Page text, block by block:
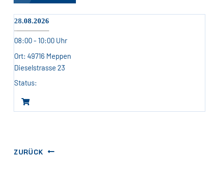
28.08.2026
08:00 - 10:00 Uhr
49716 Meppen
Dieselstrasse 23
ZURÜCK